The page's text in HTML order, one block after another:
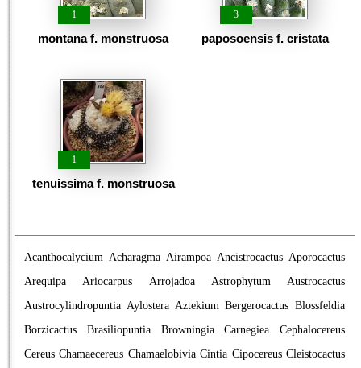
1
montana f. monstruosa
3
paposoensis f. cristata
1
tenuissima f. monstruosa
Acanthocalycium Acharagma Airampoa Ancistrocactus Aporocactus
Arequipa
Ariocarpus Arrojadoa Astrophytum
Austrocactus
Austrocylindropuntia Aylostera Aztekium Bergerocactus Blossfeldia
Borzicactus
Brasiliopuntia Browningia Carnegiea
Cephalocereus
Cereus Chamaecereus Chamaelobivia Cintia Cipocereus Cleistocactus